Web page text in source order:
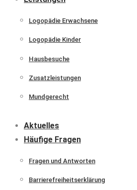
Logopädie Erwachsene
Logopädie Kinder
Hausbesuche
Zusatzleistungen
Mundgerecht
Aktuelles
Häufige Fragen
Fragen und Antworten
Barrierefreiheitserklärung